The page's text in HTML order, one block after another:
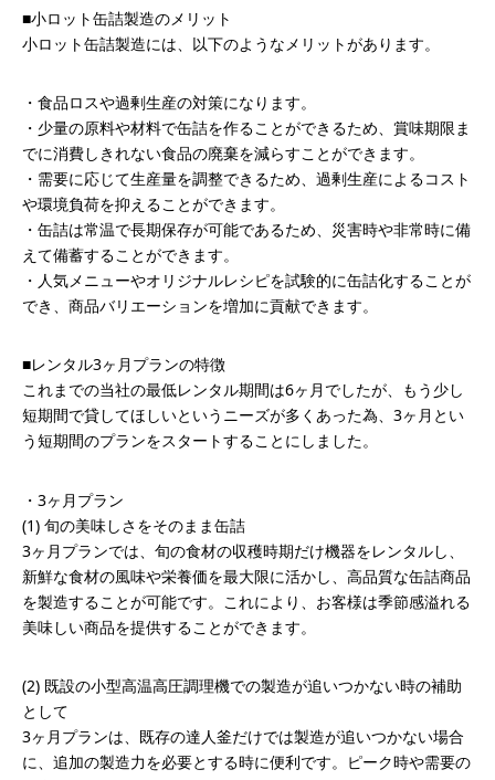
■小ロット缶詰製造のメリット
小ロット缶詰製造には、以下のようなメリットがあります。
・食品ロスや過剰生産の対策になります。
・少量の原料や材料で缶詰を作ることができるため、賞味期限ま
でに消費しきれない食品の廃棄を減らすことができます。
・需要に応じて生産量を調整できるため、過剰生産によるコスト
や環境負荷を抑えることができます。
・缶詰は常温で長期保存が可能であるため、災害時や非常時に備
えて備蓄することができます。
・人気メニューやオリジナルレシピを試験的に缶詰化することが
でき、商品バリエーションを増加に貢献できます。
■レンタル3ヶ月プランの特徴
これまでの当社の最低レンタル期間は6ヶ月でしたが、もう少し
短期間で貸してほしいというニーズが多くあった為、3ヶ月とい
う短期間のプランをスタートすることにしました。
・3ヶ月プラン
(1) 旬の美味しさをそのまま缶詰
3ヶ月プランでは、旬の食材の収穫時期だけ機器をレンタルし、
新鮮な食材の風味や栄養価を最大限に活かし、高品質な缶詰商品
を製造することが可能です。これにより、お客様は季節感溢れる
美味しい商品を提供することができます。
(2) 既設の小型高温高圧調理機での製造が追いつかない時の補助
として
3ヶ月プランは、既存の達人釜だけでは製造が追いつかない場合
に、追加の製造力を必要とする時に便利です。ピーク時や需要の